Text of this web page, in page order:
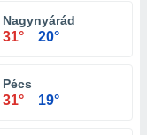
Nagynyárád
31° 20°
Pécs
31° 19°